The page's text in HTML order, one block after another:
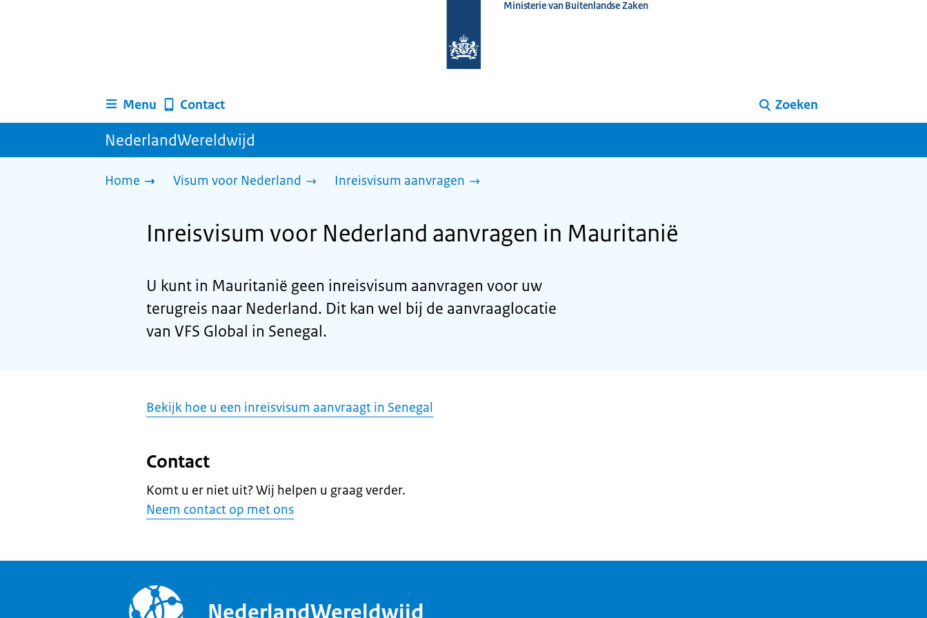
homepage
Ministerie van Buitenlandse Zaken
Menu Contact Zoeken
NederlandWereldwijd
Home Visum voor Nederland Inreisvisum aanvragen
Inreisvisum voor Nederland aanvragen in Mauritanië
U kunt in Mauritanië geen inreisvisum aanvragen voor uw
terugreis naar Nederland. Dit kan wel bij de aanvraaglocatie
van VFS Global in Senegal.
Bekijk hoe u een inreisvisum aanvraagt in Senegal
Contact
Komt u er niet uit? Wij helpen u graag verder.
Neem contact op met ons
NederlandWereldwijd